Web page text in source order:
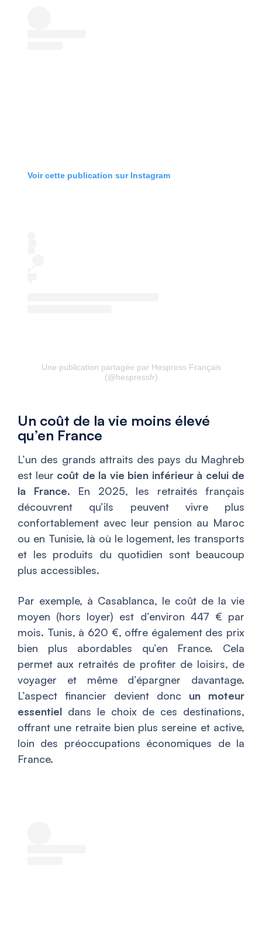
Voir cette publication sur Instagram
Une publication partagée par Hespress Français
(@hespressfr)
Un coût de la vie moins élevé
qu’en France
L’un des grands attraits des pays du Maghreb
est leur coût de la vie bien inférieur à celui de
la France. En 2025, les retraités français
découvrent qu’ils peuvent vivre plus
confortablement avec leur pension au Maroc
ou en Tunisie, là où le logement, les transports
et les produits du quotidien sont beaucoup
plus accessibles.
Par exemple, à Casablanca, le coût de la vie
moyen (hors loyer) est d’environ 447 € par
mois. Tunis, à 620 €, offre également des prix
bien plus abordables qu’en France. Cela
permet aux retraités de profiter de loisirs, de
voyager et même d’épargner davantage.
L’aspect financier devient donc un moteur
essentiel dans le choix de ces destinations,
offrant une retraite bien plus sereine et active,
loin des préoccupations économiques de la
France.